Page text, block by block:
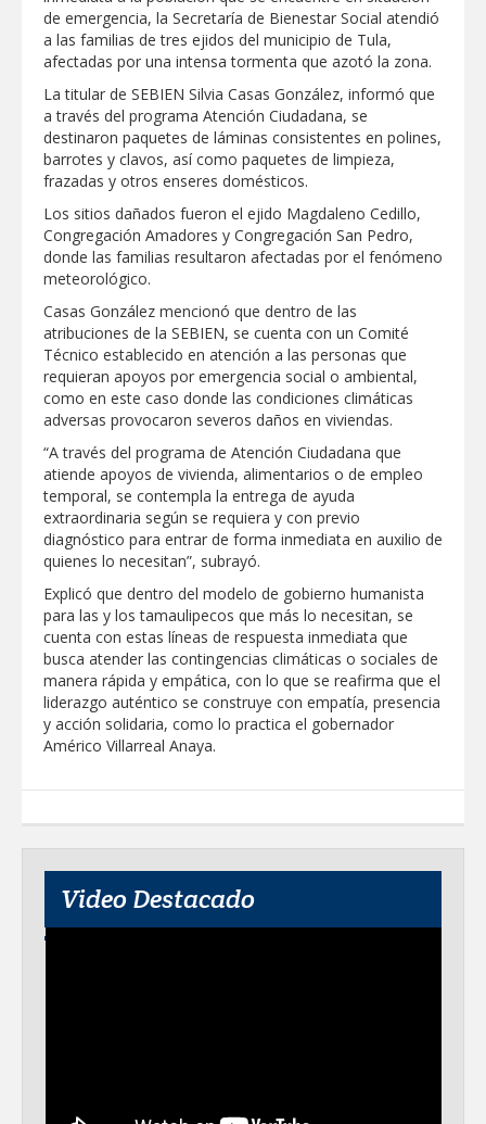
GOBIERNO MUNICIPAL LLEVARÁ
“PRESIDENCIA CERQUITA DE TI” A LAS
COLONIAS JARDÍN Y SAN RAFAEL
Atiende Gobierno de Reynosa reportes
ciudadanos
ATIENDE COMAPA MÁS DE 1800
REPORTES RECIBIDOS A TRAVÉS DEL
073 DURANTE JULIO
Llevó Carlos Peña Ortiz programa
Prepara DIF Tamaulipas actividades para
conmemorar el mes de las personas
adultas mayores
ABRE INSCRIPCIONES PARA EL CICLO
AGOSTO-DICIEMBRE
Disney reconoce a nivel mundial talento
de estudiante de la UAT
Visitó Alcalde a vecinos de Balcones de
Alcalá con programa Subsidio del Agua
Tamaulipas sigue impulsando una
agenda de infraestructura con sentido
humanista
DIRECCIÓN DE DESARROLLO RURAL
LAREDO ANTE LA REAPERTURA DE LA
Impulsa STPS ferias del empleo para
de emergencia, la Secretaría de Bienestar Social atendió
a las familias de tres ejidos del municipio de Tula,
afectadas por una intensa tormenta que azotó la zona.
La titular de SEBIEN Silvia Casas González, informó que
a través del programa Atención Ciudadana, se
destinaron paquetes de láminas consistentes en polines,
barrotes y clavos, así como paquetes de limpieza,
frazadas y otros enseres domésticos.
Los sitios dañados fueron el ejido Magdaleno Cedillo,
Congregación Amadores y Congregación San Pedro,
donde las familias resultaron afectadas por el fenómeno
meteorológico.
Casas González mencionó que dentro de las
atribuciones de la SEBIEN, se cuenta con un Comité
Técnico establecido en atención a las personas que
requieran apoyos por emergencia social o ambiental,
como en este caso donde las condiciones climáticas
adversas provocaron severos daños en viviendas.
“A través del programa de Atención Ciudadana que
atiende apoyos de vivienda, alimentarios o de empleo
temporal, se contempla la entrega de ayuda
extraordinaria según se requiera y con previo
diagnóstico para entrar de forma inmediata en auxilio de
quienes lo necesitan”, subrayó.
Explicó que dentro del modelo de gobierno humanista
para las y los tamaulipecos que más lo necesitan, se
cuenta con estas líneas de respuesta inmediata que
busca atender las contingencias climáticas o sociales de
manera rápida y empática, con lo que se reafirma que el
liderazgo auténtico se construye con empatía, presencia
y acción solidaria, como lo practica el gobernador
Américo Villarreal Anaya.
Video Destacado